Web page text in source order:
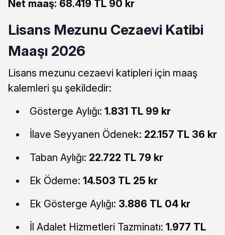
Net maaş: 68.419 TL 90 kr
Lisans Mezunu Cezaevi Katibi
Maaşı 2026
Lisans mezunu cezaevi katipleri için maaş
kalemleri şu şekildedir:
Gösterge Aylığı: 1.831 TL 99 kr
İlave Seyyanen Ödenek: 22.157 TL 36 kr
Taban Aylığı: 22.722 TL 79 kr
Ek Ödeme: 14.503 TL 25 kr
Ek Gösterge Aylığı: 3.886 TL 04 kr
İl Adalet Hizmetleri Tazminatı: 1.977 TL